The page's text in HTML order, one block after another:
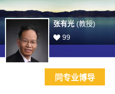
张有光(教授)
99
同专业博导